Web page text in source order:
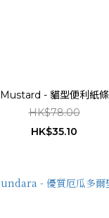
Mustard - 貓型便利紙條
HK$78.00
HK$35.10